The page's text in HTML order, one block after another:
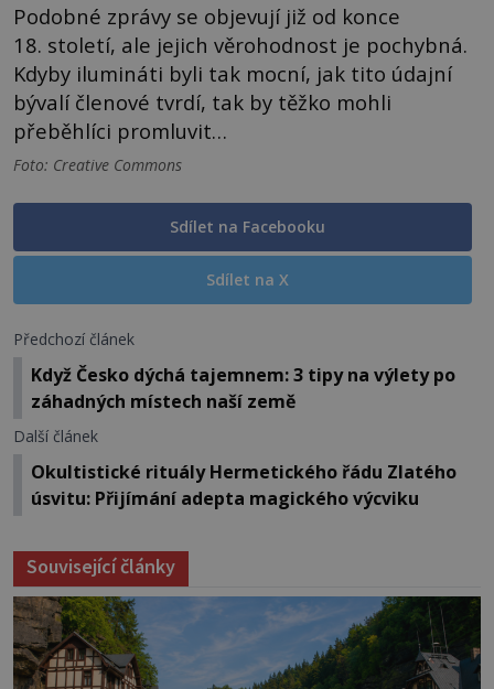
Podobné zprávy se objevují již od konce
18. století, ale jejich věrohodnost je pochybná.
Kdyby ilumináti byli tak mocní, jak tito údajní
bývalí členové tvrdí, tak by těžko mohli
přeběhlíci promluvit…
Foto: Creative Commons
Sdílet na Facebooku
Sdílet na X
Předchozí článek
Když Česko dýchá tajemnem: 3 tipy na výlety po
záhadných místech naší země
Další článek
Okultistické rituály Hermetického řádu Zlatého
úsvitu: Přijímání adepta magického výcviku
Související články